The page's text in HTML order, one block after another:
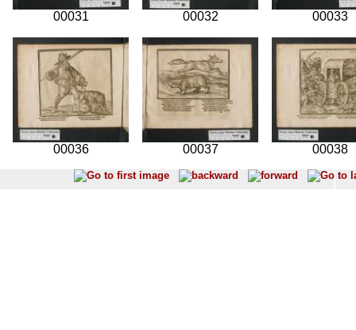
00031 00032 00033
00036 00037 00038